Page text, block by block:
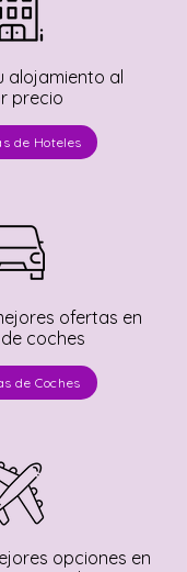
alojamiento al
precio
de Hoteles
ofertas en
coches
de Coches
opciones en